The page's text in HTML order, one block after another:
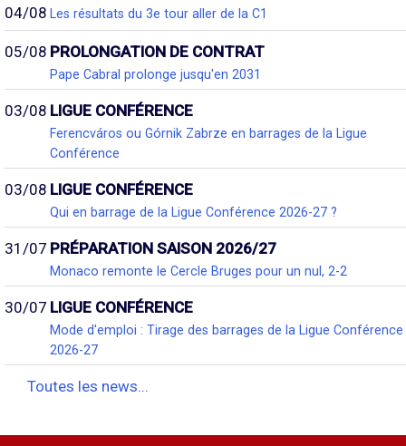
04/08
Les résultats du 3e tour aller de la C1
05/08 PROLONGATION DE CONTRAT
Pape Cabral prolonge jusqu'en 2031
03/08 LIGUE CONFÉRENCE
Ferencváros ou Górnik Zabrze en barrages de la Ligue
Conférence
03/08 LIGUE CONFÉRENCE
Qui en barrage de la Ligue Conférence 2026-27 ?
31/07 PRÉPARATION SAISON 2026/27
Monaco remonte le Cercle Bruges pour un nul, 2-2
30/07 LIGUE CONFÉRENCE
Mode d'emploi : Tirage des barrages de la Ligue Conférence
2026-27
Toutes les news...